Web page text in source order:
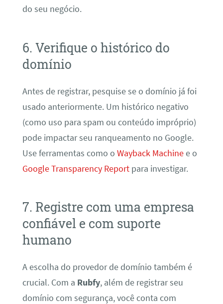
do seu negócio.
6. Verifique o histórico do
domínio
Antes de registrar, pesquise se o domínio já foi
usado anteriormente. Um histórico negativo
(como uso para spam ou conteúdo impróprio)
pode impactar seu ranqueamento no Google.
Use ferramentas como o Wayback Machinee o
Google Transparency Reportpara investigar.
7. Registre com uma empresa
confiável e com suporte
humano
A escolha do provedor de domínio também é
crucial. Com a Rubfy, além de registrar seu
domínio com segurança, você conta com